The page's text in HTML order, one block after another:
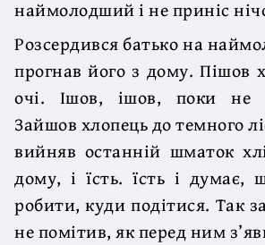
наймолодший і не приніс
Розсердився батько на
прогнав його з дому. Пішов
очі. Ішов, ішов, поки не
Зайшов хлопець до темного
вийняв останній шматок
дому, і їсть. їсть і думає,
робити, куди подітися. Так
не помітив, як перед ним